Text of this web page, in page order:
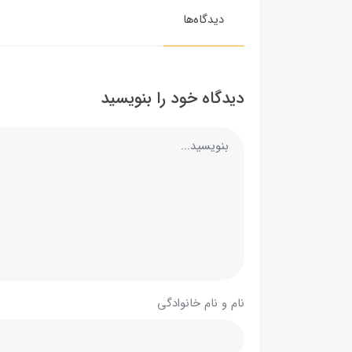
دیدگاه‌ها
دیدگاه خود را بنویسید
نام و نام خانوادگی